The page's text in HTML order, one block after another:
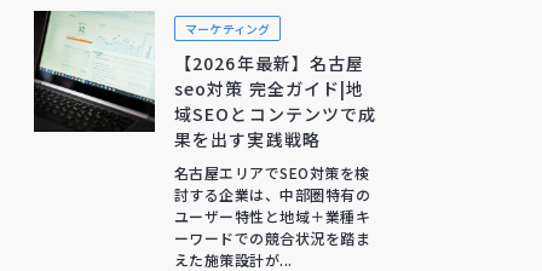
マーケティング
【2026年最新】名古屋
seo対策 完全ガイド|地
域SEOとコンテンツで成
果を出す実践戦略
名古屋エリアでSEO対策を検
討する企業は、中部圏特有の
ユーザー特性と地域＋業種キ
ーワードでの競合状況を踏ま
えた施策設計が...